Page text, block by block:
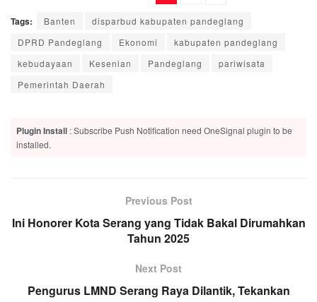
Tags: Banten
disparbud kabupaten pandeglang
DPRD Pandeglang
Ekonomi
kabupaten pandeglang
kebudayaan
Kesenian Pandeglang
pariwisata
Pemerintah Daerah
Plugin Install : Subscribe Push Notification need OneSignal plugin to be
installed.
Previous Post
Ini Honorer Kota Serang yang Tidak Bakal Dirumahkan
Tahun 2025
Next Post
Pengurus LMND Serang Raya Dilantik, Tekankan